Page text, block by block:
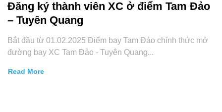
Đăng ký thành viên XC ở điểm Tam Đảo
– Tuyên Quang
Bắt đầu từ 01.02.2025 Điểm bay Tam Đảo chính thức mở
đường bay XC Tam Đảo - Tuyên Quang...
Read More